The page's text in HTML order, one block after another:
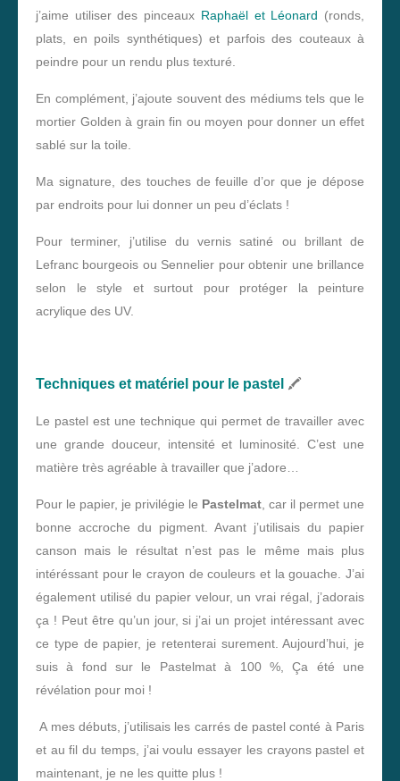
j’aime utiliser des pinceaux Raphaël et Léonard (ronds,
plats, en poils synthétiques) et parfois des couteaux à
peindre pour un rendu plus texturé.
En complément, j’ajoute souvent des médiums tels que le
mortier Golden à grain fin ou moyen pour donner un effet
sablé sur la toile.
Ma signature, des touches de feuille d’or que je dépose
par endroits pour lui donner un peu d’éclats !
Pour terminer, j’utilise du vernis satiné ou brillant de
Lefranc bourgeois ou Sennelier pour obtenir une brillance
selon le style et surtout pour protéger la peinture
acrylique des UV.
Techniques et matériel pour le pastel 🖍️
Le pastel est une technique qui permet de travailler avec
une grande douceur, intensité et luminosité. C’est une
matière très agréable à travailler que j’adore…
Pour le papier, je privilégie le Pastelmat , car il permet une
bonne accroche du pigment. Avant j’utilisais du papier
canson mais le résultat n’est pas le même mais plus
intéréssant pour le crayon de couleurs et la gouache. J’ai
également utilisé du papier velour, un vrai régal, j’adorais
ça ! Peut être qu’un jour, si j’ai un projet intéressant avec
ce type de papier, je retenterai surement. Aujourd’hui, je
suis à fond sur le Pastelmat à 100 %, Ça été une
révélation pour moi !
A mes débuts, j’utilisais les carrés de pastel conté à Paris
et au fil du temps, j’ai voulu essayer les crayons pastel et
maintenant, je ne les quitte plus !